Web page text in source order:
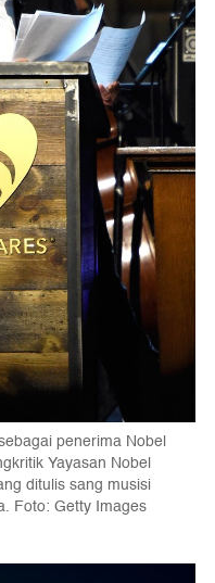
penerima Nobel
Yayasan Nobel
ditulis sang musisi
Foto: Getty Images